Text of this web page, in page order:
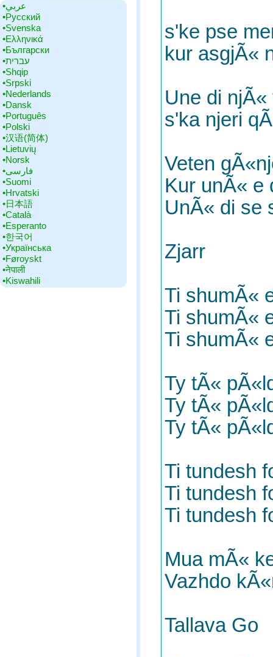
•‎عربي
•‎Русский
•‎Svenska
•‎Ελληνικά
•‎Български
•‎עברית
•‎Shqip
•‎Srpski
•‎Nederlands
•‎Dansk
•‎Português
•‎Polski
•‎汉语(简体)
•‎Lietuvių
•‎Norsk
•‎فارسی
•‎Suomi
•‎Hrvatski
•‎日本語
•‎Català
•‎Esperanto
•‎한국어
•‎Українська
•‎Føroyskt
•‎नेपाली
•‎Kiswahili
s'ke pse
kur asgjÃ«
Une di njÃ«
s'ka njeri
Veten
Kur unÃ« e
UnÃ« di se
Zjarr
Ti shumÃ«
Ti shumÃ«
Ti shumÃ«
Ty tÃ«
Ty tÃ«
Ty tÃ«
Ti tundesh
Ti tundesh
Ti tundesh
Mua mÃ«
Vazhdo
Tallava Go